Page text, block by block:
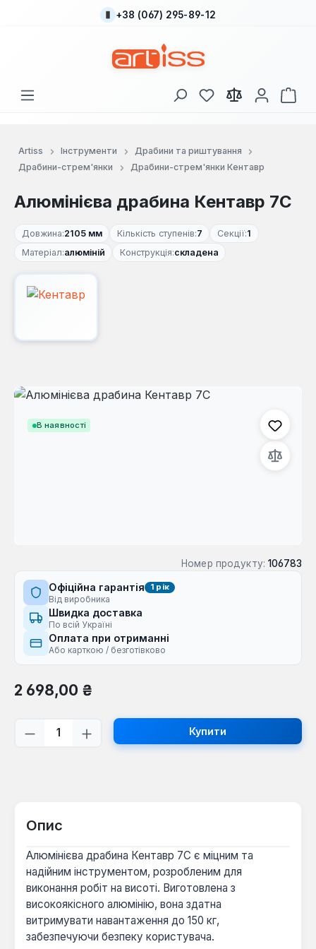
Перейти до основного вмісту
+38 (067) 295-89-12
У вас є 0 у списку
Artiss Інструменти
Драбини та риштування
Драбини-стрем'янки
Драбини-стрем'янки Кентавр
Алюмінієва драбина Кентавр 7С
Довжина:2105 мм Кількість ступенів:7 Секції:1
Матеріал:алюміній Конструкція:складена
В наявності
Пропустити галерею зображень
Номер продукту: 106783
Офіційна гарантія 1 рік
Від виробника
Швидка доставка
По всій Україні
Оплата при отриманні
Або карткою / безготівково
Звичайна ціна:
2 698,00 ₴
Кількість товару: Введіть потрібну
Купити
Опис
Алюмінієва драбина Кентавр 7С є міцним та
надійним інструментом, розробленим для
виконання робіт на висоті. Виготовлена з
високоякісного алюмінію, вона здатна
витримувати навантаження до 150 кг,
забезпечуючи безпеку користувача.